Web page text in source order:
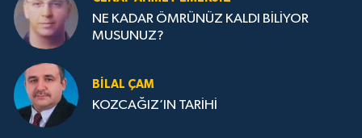
NE KADAR ÖMRÜNÜZ KALDI BİLİYOR
MUSUNUZ?
BILAL ÇAM
KOZCAĞIZ’IN TARİHİ